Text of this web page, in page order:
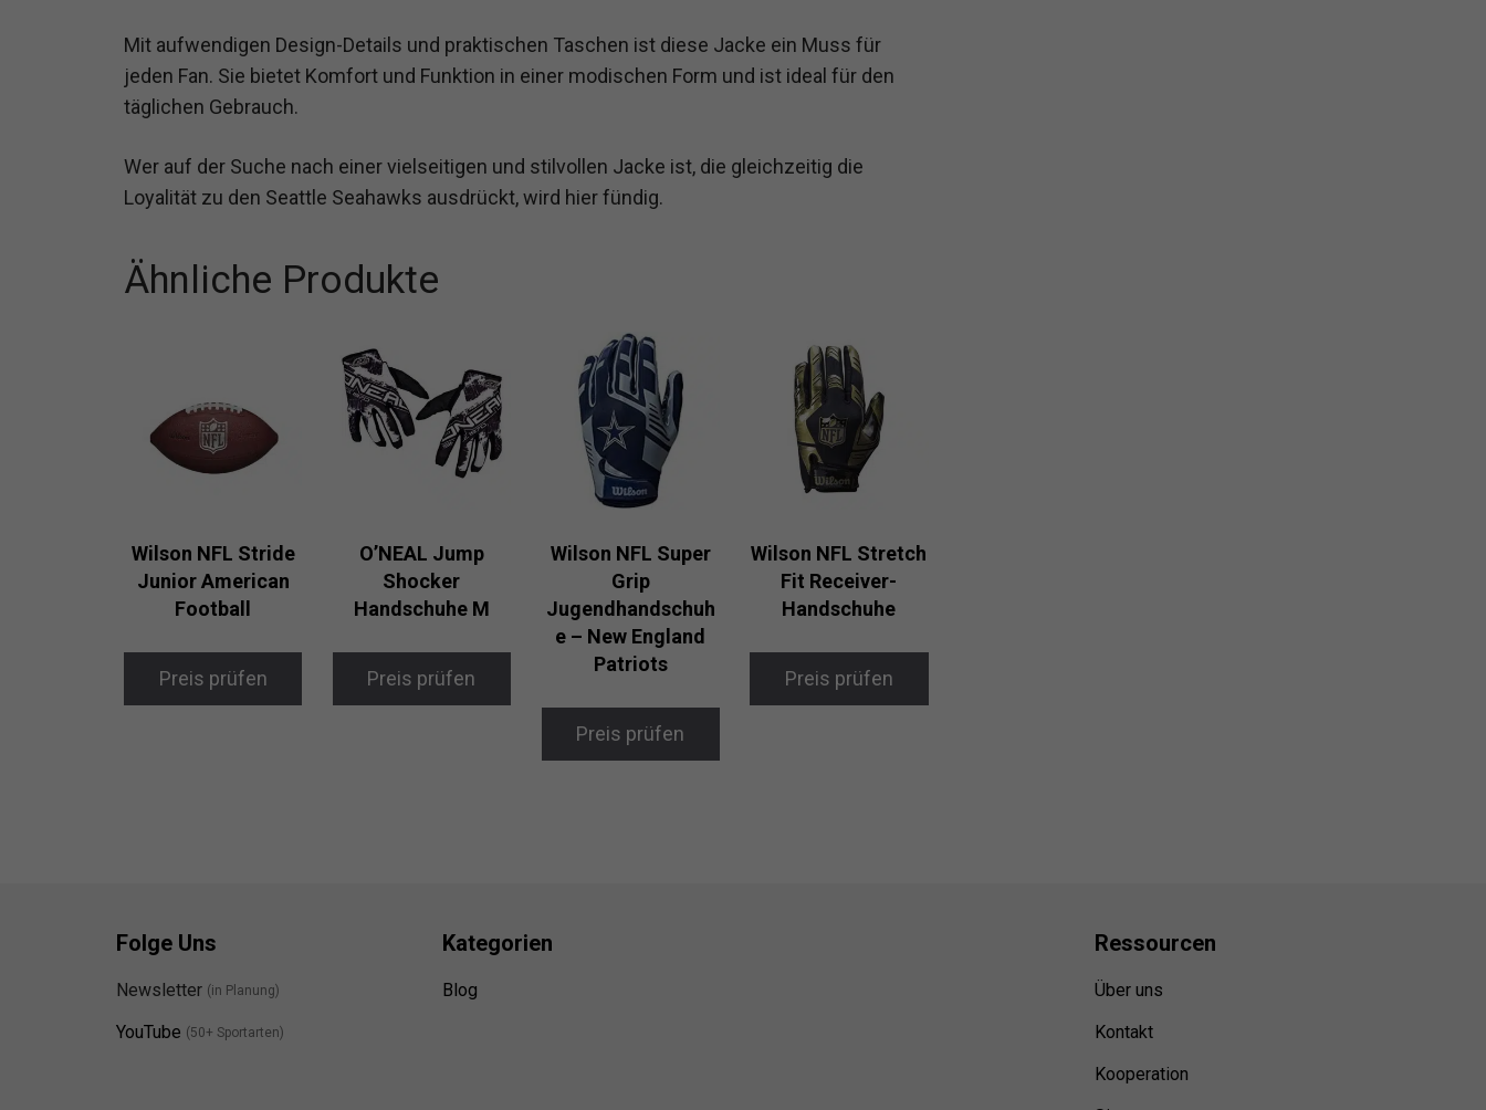
Mit aufwendigen Design-Details und praktischen Taschen ist diese Jacke ein Muss für
jeden Fan. Sie bietet Komfort und Funktion in einer modischen Form und ist ideal für den
täglichen Gebrauch.
Wer auf der Suche nach einer vielseitigen und stilvollen Jacke ist, die gleichzeitig die
Loyalität zu den Seattle Seahawks ausdrückt, wird hier fündig.
Ähnliche Produkte
Wilson NFL Stride
Junior American
Football
Preis prüfen
O’NEAL Jump
Shocker
Handschuhe M
Preis prüfen
Wilson NFL Super
Grip
Jugendhandschuh
e – New England
Patriots
Preis prüfen
Wilson NFL Stretch
Fit Receiver-
Handschuhe
Preis prüfen
Folge Uns
Newsletter (in Planung)
YouTube (50+ Sportarten)
Kategorien
Blog
Ressourcen
Über uns
Kontakt
Kooperation